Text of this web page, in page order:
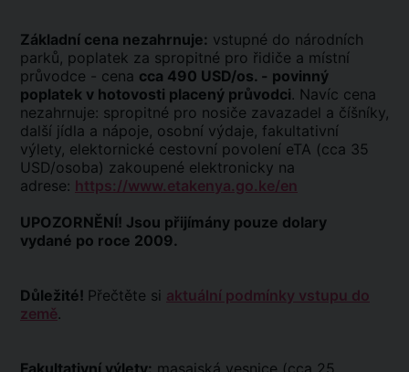
Základní cena nezahrnuje: vstupné do národních
parků, poplatek za spropitné pro řidiče a místní
průvodce - cena cca 490 USD/os. - povinný
poplatek v hotovosti placený průvodci. Navíc cena
nezahrnuje: spropitné pro nosiče zavazadel a číšníky,
další jídla a nápoje, osobní výdaje, fakultativní
výlety, elektornické cestovní povolení eTA (cca 35
USD/osoba) zakoupené elektronicky na
adrese: https://www.etakenya.go.ke/en
UPOZORNĚNÍ! Jsou přijímány pouze dolary
vydané po roce 2009.
Důležité! Přečtěte si aktuální podmínky vstupu do
země.
Fakultativní výlety: masajská vesnice (cca 25